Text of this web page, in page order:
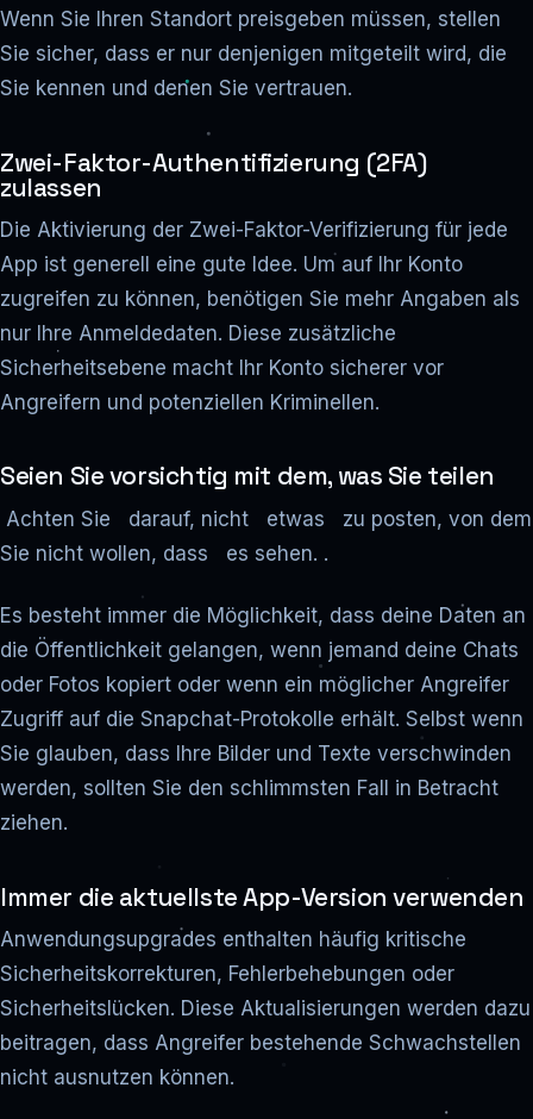
Wenn Sie Ihren Standort preisgeben müssen, stellen
Sie sicher, dass er nur denjenigen mitgeteilt wird, die
Sie kennen und denen Sie vertrauen.
Zwei-Faktor-Authentifizierung (2FA)
zulassen
Die Aktivierung der Zwei-Faktor-Verifizierung für jede
App ist generell eine gute Idee. Um auf Ihr Konto
zugreifen zu können, benötigen Sie mehr Angaben als
nur Ihre Anmeldedaten. Diese zusätzliche
Sicherheitsebene macht Ihr Konto sicherer vor
Angreifern und potenziellen Kriminellen.
Seien Sie vorsichtig mit dem, was Sie teilen
Achten Sie darauf, nicht etwas zu posten, von dem
Sie nicht wollen, dass es sehen. .
Es besteht immer die Möglichkeit, dass deine Daten an
die Öffentlichkeit gelangen, wenn jemand deine Chats
oder Fotos kopiert oder wenn ein möglicher Angreifer
Zugriff auf die Snapchat-Protokolle erhält. Selbst wenn
Sie glauben, dass Ihre Bilder und Texte verschwinden
werden, sollten Sie den schlimmsten Fall in Betracht
ziehen.
Immer die aktuellste App-Version verwenden
Anwendungsupgrades enthalten häufig kritische
Sicherheitskorrekturen, Fehlerbehebungen oder
Sicherheitslücken. Diese Aktualisierungen werden dazu
beitragen, dass Angreifer bestehende Schwachstellen
nicht ausnutzen können.